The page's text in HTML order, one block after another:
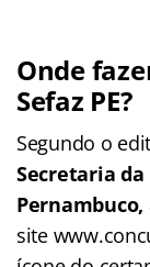
Onde
Sefaz PE?
Segundo o
Secretaria da
Pernambuco,
site